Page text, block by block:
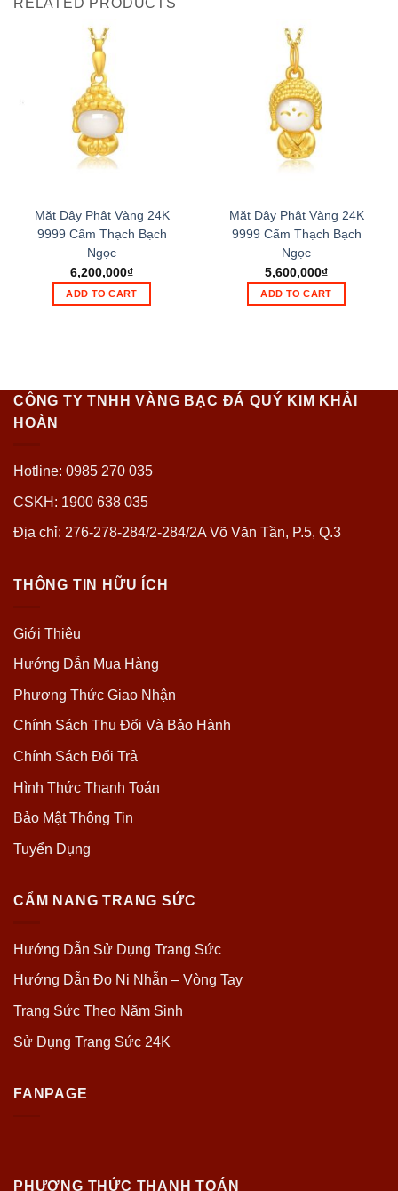
RELATED PRODUCTS
Mặt Dây Phật Vàng 24K
9999 Cẩm Thạch Bạch
Ngọc
6,200,000₫
ADD TO CART
Mặt Dây Phật Vàng 24K
9999 Cẩm Thạch Bạch
Ngọc
5,600,000₫
ADD TO CART
CÔNG TY TNHH VÀNG BẠC ĐÁ QUÝ KIM KHẢI
HOÀN
Hotline: 0985 270 035
CSKH: 1900 638 035
Địa chỉ: 276-278-284/2-284/2A Võ Văn Tần, P.5, Q.3
THÔNG TIN HỮU ÍCH
Giới Thiệu
Hướng Dẫn Mua Hàng
Phương Thức Giao Nhận
Chính Sách Thu Đổi Và Bảo Hành
Chính Sách Đổi Trả
Hình Thức Thanh Toán
Bảo Mật Thông Tin
Tuyển Dụng
CẨM NANG TRANG SỨC
Hướng Dẫn Sử Dụng Trang Sức
Hướng Dẫn Đo Ni Nhẫn – Vòng Tay
Trang Sức Theo Năm Sinh
Sử Dụng Trang Sức 24K
FANPAGE
PHƯƠNG THỨC THANH TOÁN